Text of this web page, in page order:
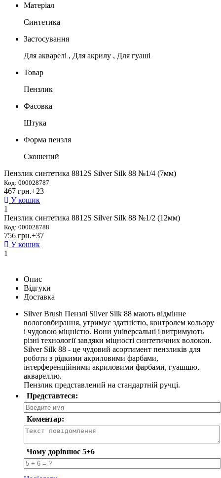
Матеріал
Синтетика
Застосування
Для акварелі , Для акрилу , Для гуаші
Товар
Пензлик
Фасовка
Штука
Форма пензля
Скошений
Пензлик синтетика 8812S Silver Silk 88 №1/4 (7мм)
Код: 000028787
467 грн.+23
У кошик
1
Пензлик синтетика 8812S Silver Silk 88 №1/2 (12мм)
Код: 000028788
756 грн.+37
У кошик
1
Опис
Відгуки
Доставка
Silver Brush Пензлі Silver Silk 88 мають відмінне
вологовбирання, утримує здатністю, контролем кольору
і чудовою міцністю. Вони універсальні і витримують
різні технології завдяки міцності синтетичних волокон.
Silver Silk 88 - це чудовий асортимент пензликів для
роботи з рідкими акриловими фарбами,
інтерференційними акриловими фарбами, гуашшю,
аквареллю.
Пензлик представлений на стандартній ручці.
Представтеся:
Коментар:
Чому дорівнює 5+6